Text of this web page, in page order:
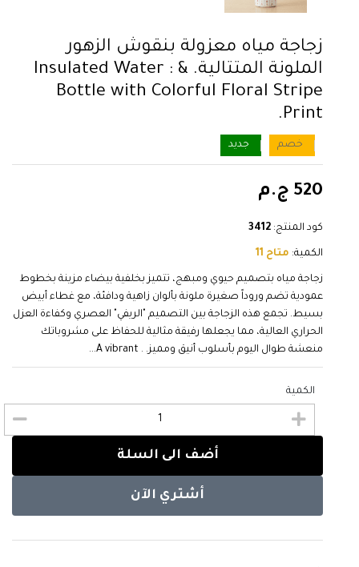
زجاجة مياه معزولة بنقوش الزهور
الملونة المتتالية. & : Insulated Water
Bottle with Colorful Floral Stripe
Print.
خصم جديد
520 ج.م
كود المنتج: 3412
الكمية: متاح 11
زجاجة مياه بتصميم حيوي ومبهج، تتميز بخلفية بيضاء مزينة بخطوط
عمودية تضم وروداً صغيرة ملونة بألوان زاهية ودافئة، مع غطاء أبيض
بسيط. تجمع هذه الزجاجة بين التصميم "الريفي" العصري وكفاءة العزل
الحراري العالية، مما يجعلها رفيقة مثالية للحفاظ على مشروباتك
منعشة طوال اليوم بأسلوب أنيق ومميز. . A vibrant...
الكمية
أضف الى السلة
أشتري الآن